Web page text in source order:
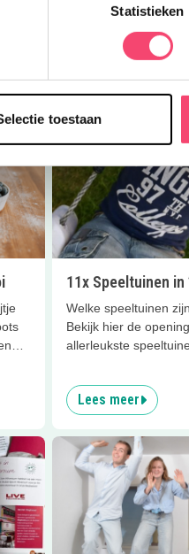
Statistieken
toestaan
11x Speeltuinen in
Welke speeltuinen
Bekijk hier de
allerleukste
Lees meer